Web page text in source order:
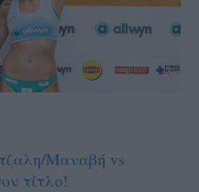
Μαναβή vs
τίτλο!